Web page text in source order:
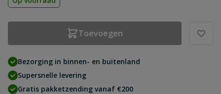
Toevoegen
Bezorging in binnen- en buitenland
Supersnelle levering
Gratis pakketzending vanaf €200